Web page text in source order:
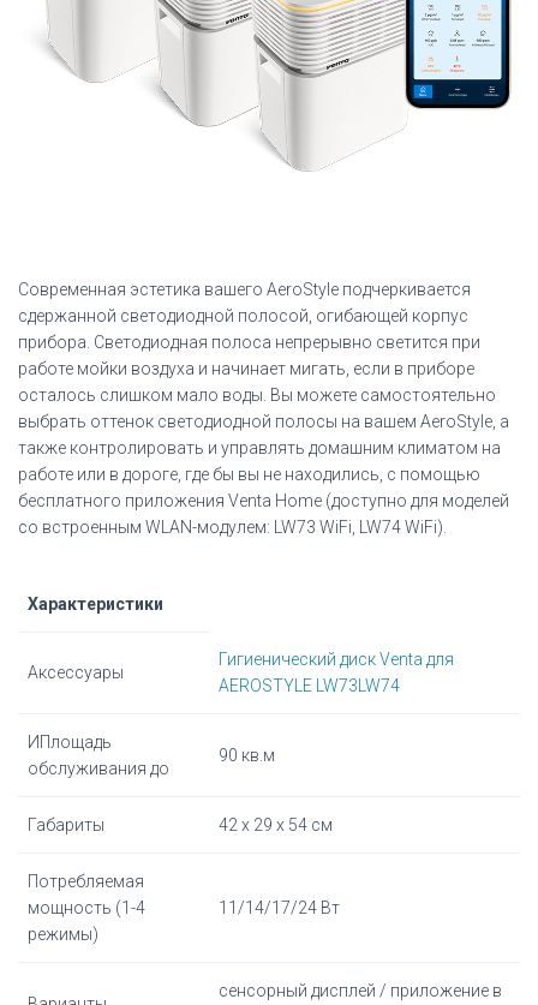
Современная эстетика вашего AeroStyle подчеркивается
сдержанной светодиодной полосой, огибающей корпус
прибора. Светодиодная полоса непрерывно светится при
работе мойки воздуха и начинает мигать, если в приборе
осталось слишком мало воды. Вы можете самостоятельно
выбрать оттенок светодиодной полосы на вашем AeroStyle, а
также контролировать и управлять домашним климатом на
работе или в дороге, где бы вы не находились, с помощью
бесплатного приложения Venta Home (доступно для моделей
со встроенным WLAN-модулем: LW73 WiFi, LW74 WiFi).
Характеристики
Аксессуары
Гигиенический диск Venta для
AEROSTYLE LW73LW74
ИПлощадь
обслуживания до
90 кв.м
Габариты 42 х 29 х 54 см
Потребляемая
мощность (1-4
режимы)
11/14/17/24 Вт
сенсорный дисплей / приложение в